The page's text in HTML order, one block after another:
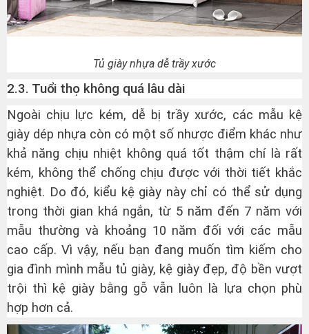
Tủ giày nhựa dễ trầy xước
2.3. Tuổi thọ không quá lâu dài
Ngoài chịu lực kém, dễ bị trầy xước, các mẫu kệ
giày dép nhựa còn có một số nhược điểm khác như
khả năng chịu nhiệt không quá tốt thậm chí là rất
kém, không thể chống chịu được với thời tiết khắc
nghiệt. Do đó, kiểu kệ giày này chỉ có thể sử dụng
trong thời gian khá ngắn, từ 5 năm đến 7 năm với
mẫu thường và khoảng 10 năm đối với các mẫu
cao cấp. Vì vậy, nếu bạn đang muốn tìm kiếm cho
gia đình mình mẫu tủ giày, kệ giày đẹp, độ bền vượt
trội thì kệ giày bằng gỗ vẫn luôn là lựa chọn phù
hợp hơn cả.